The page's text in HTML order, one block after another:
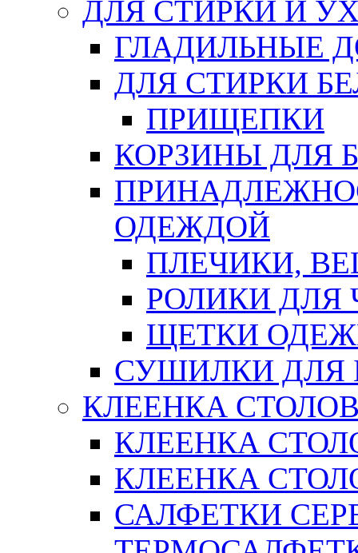
ДЛЯ СТИРКИ И
ГЛАДИЛЬНЫЕ
ДЛЯ СТИРКИ
ПРИЩЕПКИ
КОРЗИНЫ ДЛЯ
ОДЕЖДОЙ
ПЛЕЧИКИ,
РОЛИКИ ДЛЯ
ЩЕТКИ
СУШИЛКИ ДЛЯ
КЛЕЕНКА
КЛЕЕНКА
КЛЕЕНКА
САЛФЕТКИ